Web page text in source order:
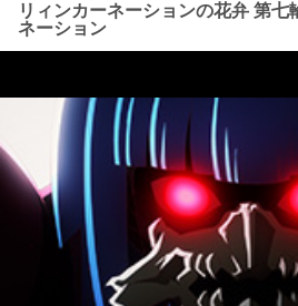
リィンカーネーションの花弁 第七
ネーション
loading...